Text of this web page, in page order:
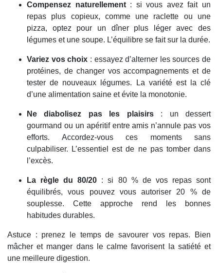
Compensez naturellement: si vous avez fait un
repas plus copieux, comme une raclette ou une
pizza, optez pour un dîner plus léger avec des
légumes et une soupe. L’équilibre se fait sur la durée.
Variez vos choix : essayez d’alterner les sources de
protéines, de changer vos accompagnements et de
tester de nouveaux légumes. La variété est la clé
d’une alimentation saine et évite la monotonie.
Ne diabolisez pas les plaisirs: un dessert
gourmand ou un apéritif entre amis n’annule pas vos
efforts. Accordez-vous ces moments sans
culpabiliser. L’essentiel est de ne pas tomber dans
l’excès.
La règle du 80/20 : si 80 % de vos repas sont
équilibrés, vous pouvez vous autoriser 20 % de
souplesse. Cette approche rend les bonnes
habitudes durables.
Astuce : prenez le temps de savourer vos repas. Bien
mâcher et manger dans le calme favorisent la satiété et
une meilleure digestion.